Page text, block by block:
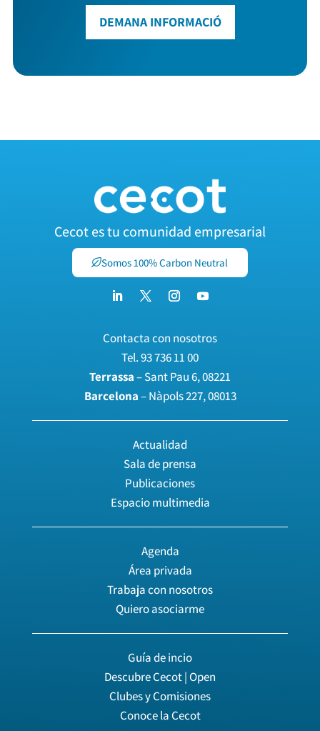
DEMANA INFORMACIÓ
Cecot es tu comunidad empresarial
Somos 100% Carbon Neutral
Contacta con nosotros
Tel.93 736 11 00
Terrassa– Sant Pau 6, 08221
Barcelona– Nàpols 227, 08013
Actualidad
Sala de prensa
Publicaciones
Espacio multimedia
Agenda
Área privada
Trabaja con nosotros
Quiero asociarme
Guía de incio
Descubre Cecot | Open
Clubes y Comisiones
Conoce la Cecot